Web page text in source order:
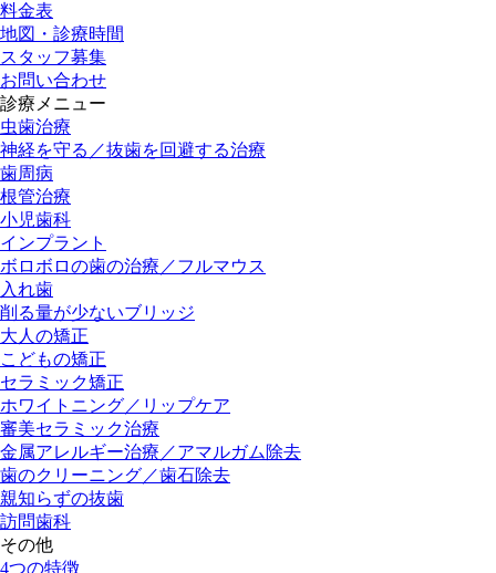
料金表
地図・診療時間
スタッフ募集
お問い合わせ
診療メニュー
虫歯治療
神経を守る／抜歯を回避する治療
歯周病
根管治療
小児歯科
インプラント
ボロボロの歯の治療／フルマウス
入れ歯
削る量が少ないブリッジ
大人の矯正
こどもの矯正
セラミック矯正
ホワイトニング／リップケア
審美セラミック治療
金属アレルギー治療／アマルガム除去
歯のクリーニング／歯石除去
親知らずの抜歯
訪問歯科
その他
4つの特徴